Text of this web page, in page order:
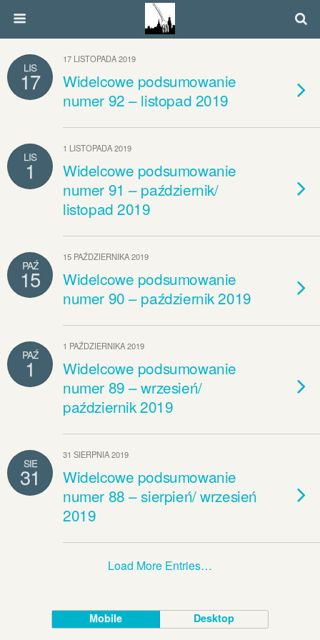
LIS
17
17 LISTOPADA 2019
Widelcowe podsumowanie
numer 92 – listopad 2019
LIS
1
1 LISTOPADA 2019
Widelcowe podsumowanie
numer 91 – październik/
listopad 2019
PAŹ
15
15 PAŹDZIERNIKA 2019
Widelcowe podsumowanie
numer 90 – październik 2019
PAŹ
1
1 PAŹDZIERNIKA 2019
Widelcowe podsumowanie
numer 89 – wrzesień/
październik 2019
SIE
31
31 SIERPNIA 2019
Widelcowe podsumowanie
numer 88 – sierpień/ wrzesień
2019
Load More Entries…
Mobile Desktop